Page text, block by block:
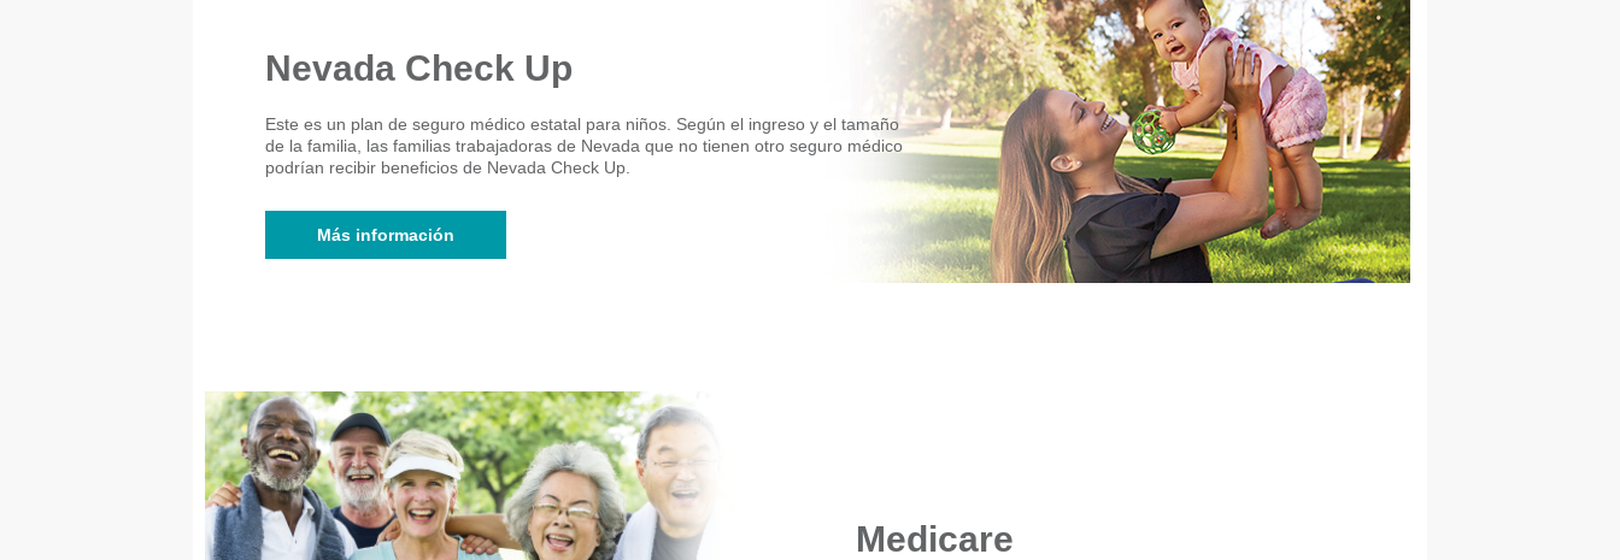
Nevada Check Up
Este es un plan de seguro médico estatal para niños. Según el ingreso y el tamaño
de la familia, las familias trabajadoras de Nevada que no tienen otro seguro médico
podrían recibir beneficios de Nevada Check Up.
Más información
Medicare